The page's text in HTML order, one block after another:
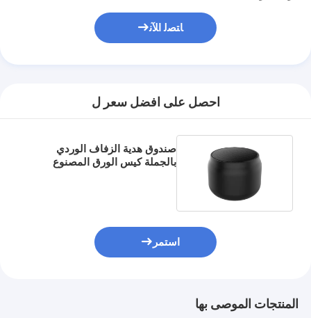
ﺎﺘﺼﻟ ﺍﻶﻧ
احصل على افضل سعر ل
صندوق هدية الزفاف الوردي
بالجملة كيس الورق المصنوع
استمر
المنتجات الموصى بها